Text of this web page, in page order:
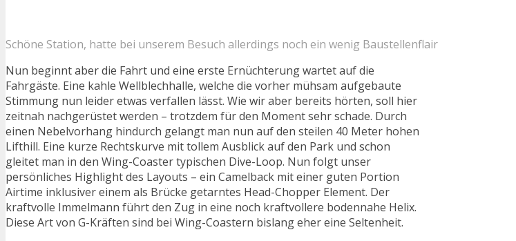
Schöne Station, hatte bei unserem Besuch allerdings noch ein wenig Baustellenflair
Nun beginnt aber die Fahrt und eine erste Ernüchterung wartet auf die
Fahrgäste. Eine kahle Wellblechhalle, welche die vorher mühsam aufgebaute
Stimmung nun leider etwas verfallen lässt. Wie wir aber bereits hörten, soll hier
zeitnah nachgerüstet werden – trotzdem für den Moment sehr schade. Durch
einen Nebelvorhang hindurch gelangt man nun auf den steilen 40 Meter hohen
Lifthill. Eine kurze Rechtskurve mit tollem Ausblick auf den Park und schon
gleitet man in den Wing-Coaster typischen Dive-Loop. Nun folgt unser
persönliches Highlight des Layouts – ein Camelback mit einer guten Portion
Airtime inklusiver einem als Brücke getarntes Head-Chopper Element. Der
kraftvolle Immelmann führt den Zug in eine noch kraftvollere bodennahe Helix.
Diese Art von G-Kräften sind bei Wing-Coastern bislang eher eine Seltenheit.